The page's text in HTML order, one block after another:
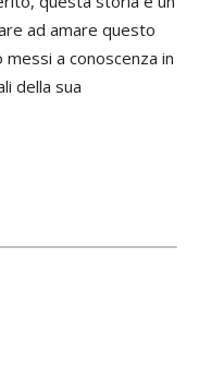
ad amare questo
a conoscenza in
della sua